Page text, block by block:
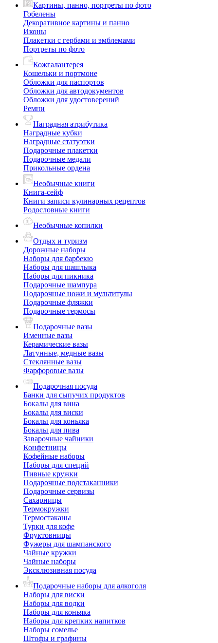
Картины, панно, портреты по фото
Гобелены
Декоративное картины и панно
Иконы
Плакетки с гербами и эмблемами
Портреты по фото
Кожгалантерея
Кошельки и портмоне
Обложки для паспортов
Обложки для автодокументов
Обложки для удостоверений
Ремни
Наградная атрибутика
Наградные кубки
Наградные статуэтки
Подарочные плакетки
Подарочные медали
Прикольные ордена
Необычные книги
Книга-сейф
Книги записи кулинарных рецептов
Родословные книги
Необычные копилки
Отдых и туризм
Дорожные наборы
Наборы для барбекю
Наборы для шашлыка
Наборы для пикника
Подарочные шампура
Подарочные ножи и мультитулы
Подарочные фляжки
Подарочные термосы
Подарочные вазы
Именные вазы
Керамические вазы
Латунные, медные вазы
Стеклянные вазы
Фарфоровые вазы
Подарочная посуда
Банки для сыпучих продуктов
Бокалы для вина
Бокалы для виски
Бокалы для коньяка
Бокалы для пива
Заварочные чайники
Конфетницы
Кофейные наборы
Наборы для специй
Пивные кружки
Подарочные подстаканники
Подарочные сервизы
Сахарницы
Термокружки
Термостаканы
Турки для кофе
Фруктовницы
Фужеры для шампанского
Чайные кружки
Чайные наборы
Эксклюзивная посуда
Подарочные наборы для алкоголя
Наборы для виски
Наборы для водки
Наборы для коньяка
Наборы для крепких напитков
Наборы сомелье
Штофы и графины